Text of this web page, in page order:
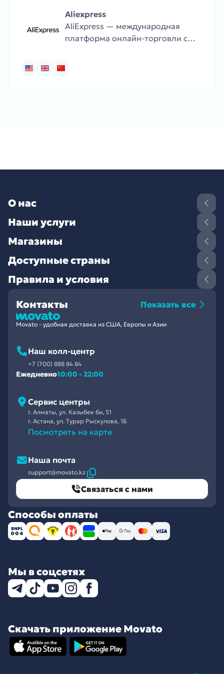
Aliexpress
AliExpress — международная
платформа онлайн-торговли с
товаров, включая одежду,
электронику, товары для дома и
О нас
Наши услуги
Магазины
Доступные страны
Правила и условия
Контакты
Показать все
Movato - удобная доставка из США, Европы и Азии
Наш колл-центр
+7 (700) 888 84 84
Ежедневно10:00 - 22:00
Сервис центры
г. Алматы, ул. Казыбек би, 51
г. Астана, ул. Турар Рыскулова, 1Б
Посмотреть на карте
Наша почта
support@movato.kz
Связаться с нами
Способы оплаты
Мы в соцсетях
Скачать приложение Movato